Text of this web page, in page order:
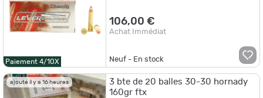
Paiement 4/10X
106,00 €
Achat Immédiat
Neuf - En stock
ajouté il y a 16 heures
3 bte de 20 balles 30-30 hornady
160gr ftx